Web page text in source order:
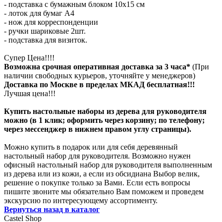
- подставка с бумажным блоком 10х15 см
- лоток для бумаг А4
- нож для корреспонденции
- ручки шариковые 2шт.
- подставка для визиток.
Супер Цена!!!!
Возможна срочная оперативная доставка за 3 часа* (При
наличии свободных курьеров, уточняйте у менеджеров)
Доставка по Москве в пределах МКАД бесплатная!!!
Лучшая цена!!!
Купить настольные наборы из дерева для руководителя
можно (в 1 клик; оформить через корзину; по телефону;
через мессенджер в нижнем правом углу страницы).
Можно купить в подарок или для себя деревянный
настольный набор для руководителя. Возможно нужен
офисный настольный набор для руководителя выполненным
из дерева или из кожи, а если из обсидиана Выбор велик,
решение о покупке только за Вами. Если есть вопросы
пишите звоните мы обязательно Вам поможем и проведем
экскурсию по интересующему ассортименту.
Вернуться назад в каталог
Castel Shop